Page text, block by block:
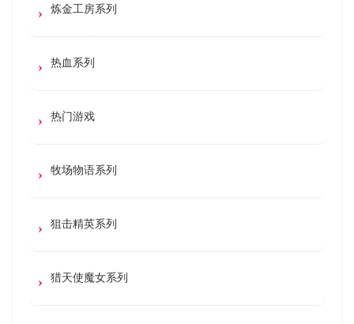
炼金工房系列
热血系列
热门游戏
牧场物语系列
狙击精英系列
猎天使魔女系列